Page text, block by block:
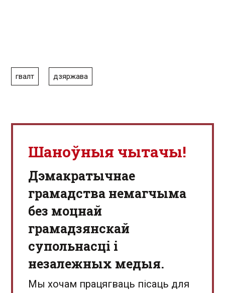
гвалт дзяржава
Шаноўныя чытачы!
Дэмакратычнае
грамадства немагчыма
без моцнай
грамадзянскай
супольнасці і
незалежных медыя.
Мы хочам працягваць пісаць для